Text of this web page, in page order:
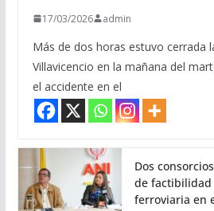
17/03/2026 admin
Más de dos horas estuvo cerrada
Villavicencio en la mañana del
el accidente en el
Dos
de factibilidad
ferroviaria en